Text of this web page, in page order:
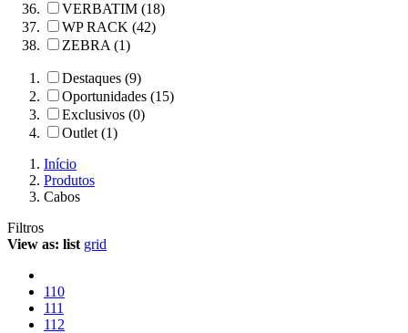
VERBATIM (18)
WP RACK (42)
ZEBRA (1)
Destaques (9)
Oportunidades (15)
Exclusivos (0)
Outlet (1)
Início
Produtos
Cabos
Filtros
View as: list grid
110
111
112